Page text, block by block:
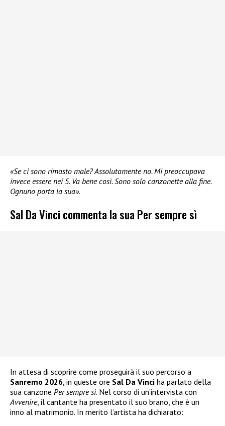
«Se ci sono rimasto male? Assolutamente no. Mi preoccupava
invece essere nei 5. Va bene così. Sono solo canzonette alla fine.
Ognuno porta la sua».
Sal Da Vinci commenta la sua Per sempre sì
In attesa di scoprire come proseguirà il suo percorso a
Sanremo 2026 , in queste ore Sal Da Vinci ha parlato della
sua canzone Per sempre sì. Nel corso di un’intervista con
Avvenire, il cantante ha presentato il suo brano, che è un
inno al matrimonio. In merito l’artista ha dichiarato: